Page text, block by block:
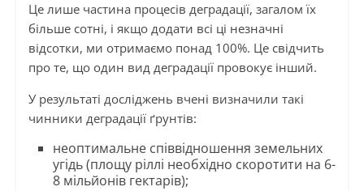
Це лише частина процесів деградації, загалом їх
більше сотні, і якщо додати всі ці незначні
відсотки, ми отримаємо понад 100%. Це свідчить
про те, що один вид деградації провокує інший.
У результаті досліджень вчені визначили такі
чинники деградації ґрунтів:
неоптимальне співвідношення земельних
угідь (площу ріллі необхідно скоротити на 6-
8 мільйонів гектарів);